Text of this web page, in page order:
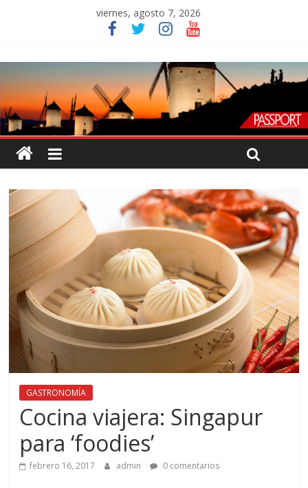
viernes, agosto 7, 2026
GASTRONOMÍA
Cocina viajera: Singapur
para ‘foodies’
febrero 16, 2017 admin 0 comentarios